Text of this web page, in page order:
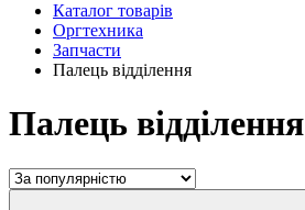
Каталог товарів
Оргтехника
Запчасти
Палець відділення
Палець відділення